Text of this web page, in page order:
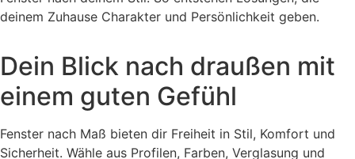
deinem Zuhause Charakter und Persönlichkeit geben.
Dein Blick nach draußen mit
einem guten Gefühl
Fenster nach Maß bieten dir Freiheit in Stil, Komfort und
Sicherheit. Wähle aus Profilen, Farben, Verglasung und